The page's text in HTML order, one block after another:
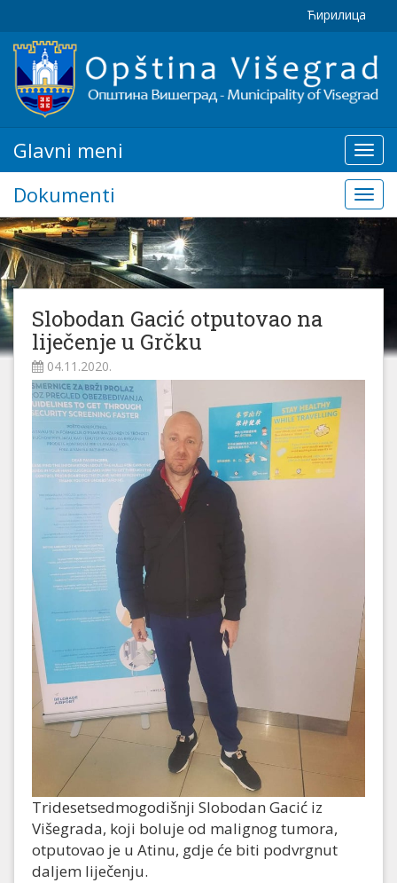
Ћирилица
Glavni
meni
Glavni meni
Dokumenti
Slobodan Gacić otputovao na
liječenje u Grčku
04.11.2020.
Tridesetsedmogodišnji Slobodan Gacić iz
Višegrada, koji boluje od malignog tumora,
otputovao je u Atinu, gdje će biti podvrgnut
daljem liječenju.